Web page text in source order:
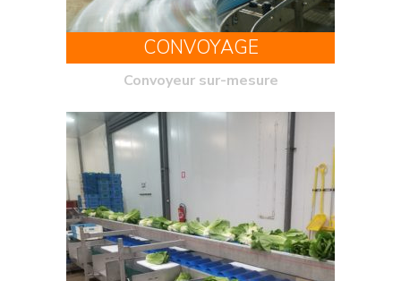
CONVOYAGE
Convoyeur sur-mesure